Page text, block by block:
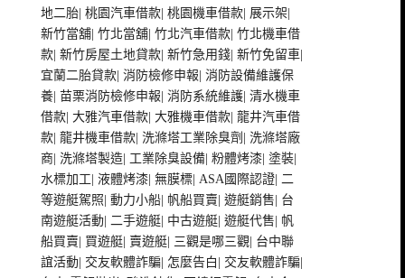
地二胎 |桃園汽車借款 |桃園機車借款 展示架
新竹當舖 |竹北當舖 |竹北汽車借款 |竹北機車借
款 |新竹房屋土地貸款 |新竹急用錢 |新竹免留車
宜蘭二胎貸款 |消防檢修申報 |消防設備維護保
養 |苗栗消防檢修申報 |消防系統維護 |清水機車
借款 |大雅汽車借款 |大雅機車借款 |龍井汽車借
款 |龍井機車借款 洗滌塔工業除臭劑
洗滌塔廠
商 洗滌塔製造 工業除臭設備 |粉體烤漆 |塗裝
水標加工 |液體烤漆 |無膜標 |ASA國際認證 |二
等遊艇駕照 |動力小船 帆船買賣 |遊艇銷售 台
南遊艇活動 |二手遊艇 中古遊艇 |遊艇代售 帆
船買賣 買遊艇 賣遊艇 三觀是哪三觀 台中聯
誼活動 交友軟體詐騙 怎麼告白 交友軟體詐騙